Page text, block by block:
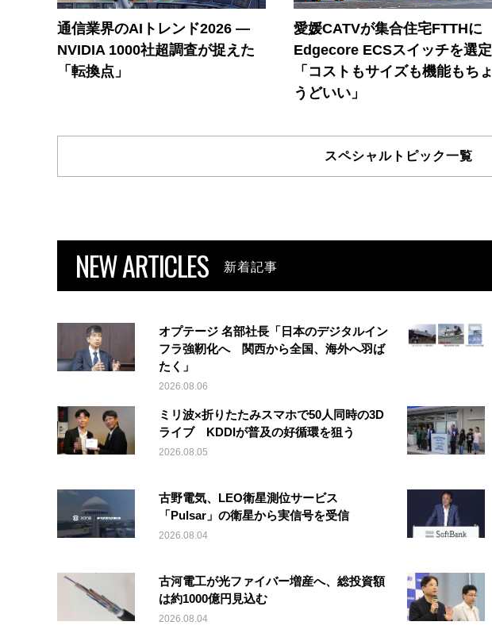
通信業界のAIトレンド2026 ―
NVIDIA 1000社超調査が捉えた
「転換点」
愛媛CATVが集合住宅FTTHに
Edgecore ECSスイッチを選定
「コストもサイズも機能もちょ
うどいい」
スペシャルトピック一覧
NEW ARTICLES 新着記事
オプテージ 名部社長「日本のデジタルイン
フラ強靭化へ 関西から全国、海外へ羽ば
たく」
2026.08.06
ミリ波×折りたたみスマホで50人同時の3D
ライブ KDDIが普及の好循環を狙う
2026.08.05
古野電気、LEO衛星測位サービス
「Pulsar」の衛星から実信号を受信
2026.08.04
古河電工が光ファイバー増産へ、総投資額
は約1000億円見込む
2026.08.04